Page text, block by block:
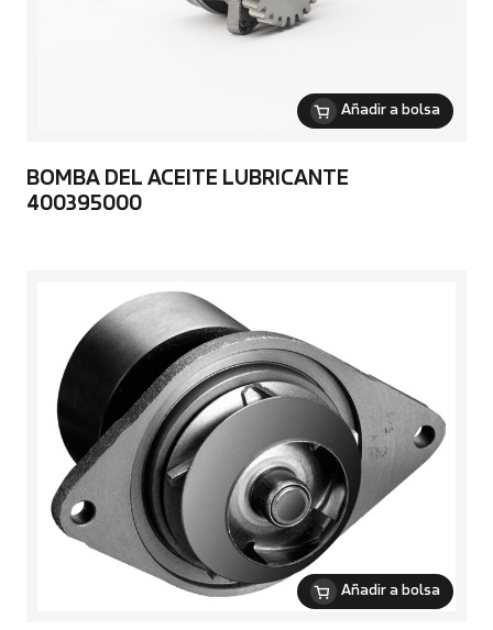
Añadir a bolsa
BOMBA DEL ACEITE LUBRICANTE
400395000
Añadir a bolsa